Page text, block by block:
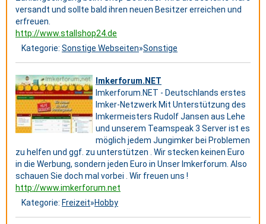
versandt und sollte bald ihren neuen Besitzer erreichen und
erfreuen.
http://www.stallshop24.de
Kategorie: Sonstige Webseiten»Sonstige
Imkerforum.NET
Imkerforum.NET - Deutschlands erstes
Imker-Netzwerk Mit Unterstützung des
Imkermeisters Rudolf Jansen aus Lehe
und unserem Teamspeak 3 Server ist es
möglich jedem Jungimker bei Problemen
zu helfen und ggf. zu unterstützen . Wir stecken keinen Euro
in die Werbung, sondern jeden Euro in Unser Imkerforum. Also
schauen Sie doch mal vorbei . Wir freuen uns !
http://www.imkerforum.net
Kategorie: Freizeit»Hobby